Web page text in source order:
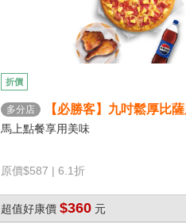
折價
多分店
【必勝客】九吋鬆厚比
套餐 享樂券
馬上點餐享用美味
原價$587 | 6.1折
超值好康價 $360 元